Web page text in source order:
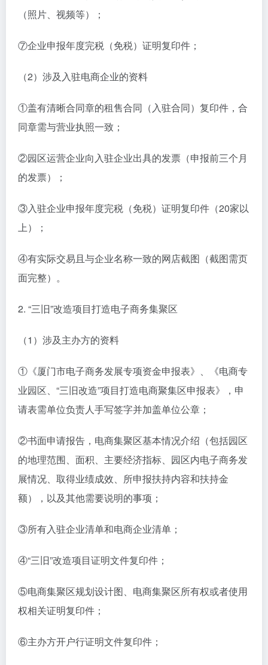
（照片、视频等）；
⑦企业申报年度完税（免税）证明复印件；
（2）涉及入驻电商企业的资料
①盖有清晰合同章的租售合同（入驻合同）复印件，合
同章需与营业执照一致；
②园区运营企业向入驻企业出具的发票（申报前三个月
的发票）；
③入驻企业申报年度完税（免税）证明复印件（20家以
上）；
④有实际交易且与企业名称一致的网店截图（截图需页
面完整）。
2. “三旧”改造项目打造电子商务集聚区
（1）涉及主办方的资料
①《厦门市电子商务发展专项资金申报表》、《电商专
业园区、“三旧改造”项目打造电商聚集区申报表》，申
请表需单位负责人手写签字并加盖单位公章；
②书面申请报告，电商集聚区基本情况介绍（包括园区
的地理范围、面积、主要经济指标、园区内电子商务发
展情况、取得业绩成效、所申报扶持内容和扶持金
额），以及其他需要说明的事项；
③所有入驻企业清单和电商企业清单；
④“三旧”改造项目证明文件复印件；
⑤电商集聚区规划设计图、电商集聚区所有权或者使用
权相关证明复印件；
⑥主办方开户行证明文件复印件；